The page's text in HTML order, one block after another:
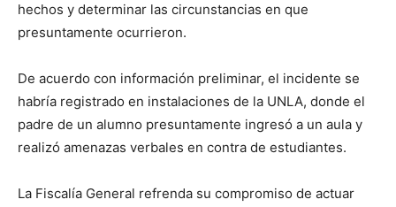
hechos y determinar las circunstancias en que
presuntamente ocurrieron.
De acuerdo con información preliminar, el incidente se
habría registrado en instalaciones de la UNLA, donde el
padre de un alumno presuntamente ingresó a un aula y
realizó amenazas verbales en contra de estudiantes.
La Fiscalía General refrenda su compromiso de actuar